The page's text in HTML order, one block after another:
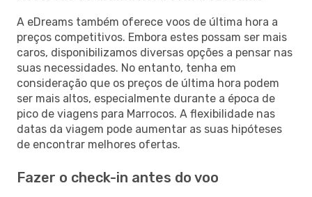
A eDreams também oferece voos de última hora a
preços competitivos. Embora estes possam ser mais
caros, disponibilizamos diversas opções a pensar nas
suas necessidades. No entanto, tenha em
consideração que os preços de última hora podem
ser mais altos, especialmente durante a época de
pico de viagens para Marrocos. A flexibilidade nas
datas da viagem pode aumentar as suas hipóteses
de encontrar melhores ofertas.
Fazer o check-in antes do voo